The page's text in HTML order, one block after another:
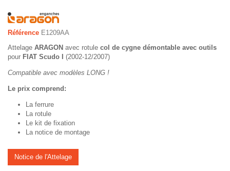
Référence E1209AA
Attelage ARAGON avec rotule col de cygne démontable avec outils
pour FIAT Scudo I (2002-12/2007)
Compatible avec modèles LONG !
Le prix comprend:
La ferrure
La rotule
Le kit de fixation
La notice de montage
Notice de l'Attelage